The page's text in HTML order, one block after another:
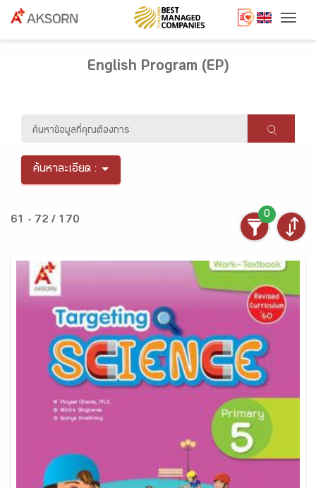
English Program (EP)
ค้นหาละเอียด :
61 - 72 / 170
0